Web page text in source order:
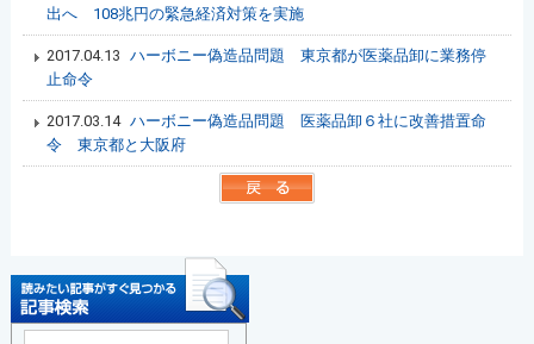
出へ 108兆円の緊急経済対策を実施
2017.04.13 ハーボニー偽造品問題 東京都が医薬品卸に業務停
止命令
2017.03.14 ハーボニー偽造品問題 医薬品卸６社に改善措置命
令 東京都と大阪府